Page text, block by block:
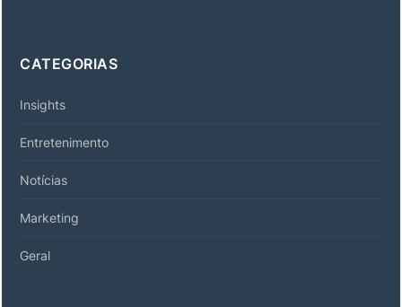
CATEGORIAS
Insights
Entretenimento
Notícias
Marketing
Geral